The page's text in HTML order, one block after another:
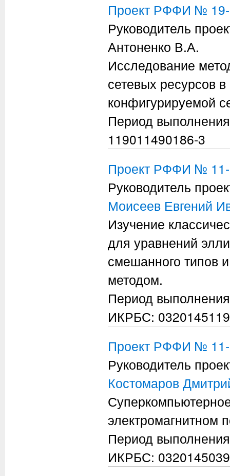
Проект РФФИ № 19-
Руководитель
Антоненко В.А.
Исследование
сетевых ресурсов
конфигурируемой
Период
119011490186-3
Проект РФФИ № 11-
Руководитель
Моисеев Евгений
Изучение
для уравнений
смешанного типов
методом.
Период
ИКРБС:
Проект РФФИ № 11-
Руководитель
Костомаров
электромагнитном
Период
ИКРБС: